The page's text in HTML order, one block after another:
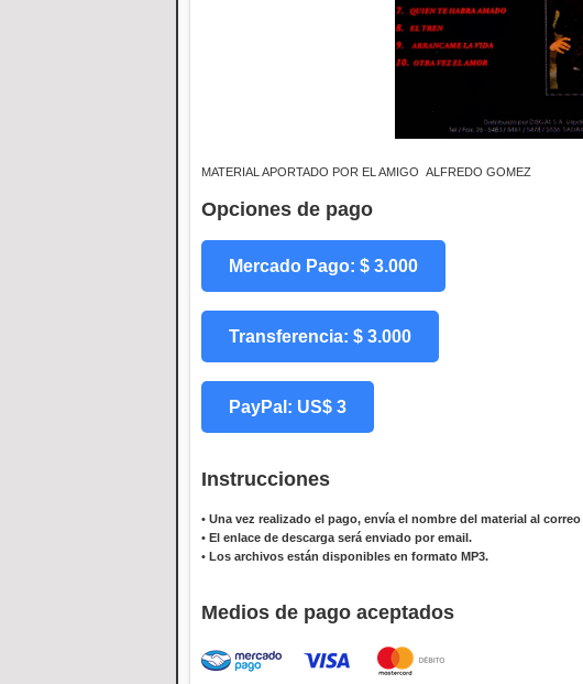
MATERIAL APORTADO POR EL AMIGO ALFREDO GOMEZ
Opciones de pago
Mercado Pago: $ 3.000
Transferencia: $ 3.000
PayPal: US$ 3
Instrucciones
• Una vez realizado el pago, envía el nombre del material al correo
• El enlace de descarga será enviado por email.
• Los archivos están disponibles en formato MP3.
Medios de pago aceptados